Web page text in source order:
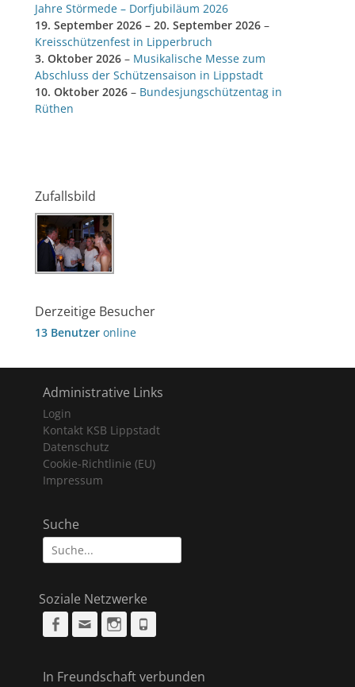
Jahre Störmede – Dorfjubiläum 2026
19. September 2026 – 20. September 2026 –
Kreisschützenfest in Lipperbruch
3. Oktober 2026 – Musikalische Messe zum
Abschluss der Schützensaison in Lippstadt
10. Oktober 2026 – Bundesjungschützentag in
Rüthen
Zufallsbild
Derzeitige Besucher
13 Benutzer online
Administrative Links
Login
Kontakt KSB Lippstadt
Datenschutz
Cookie-Richtlinie (EU)
Impressum
Suche
Suche
nach:
Soziale Netzwerke
Facebook
Email Instagram
In Freundschaft verbunden